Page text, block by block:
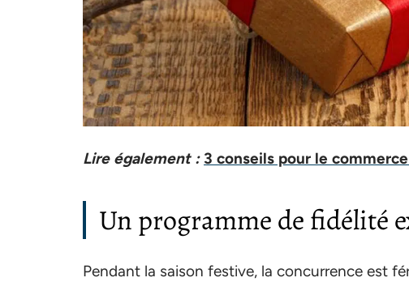
Lire également : 3 conseils pour le
Un programme de fidélité
Pendant la saison festive, la concurrence est